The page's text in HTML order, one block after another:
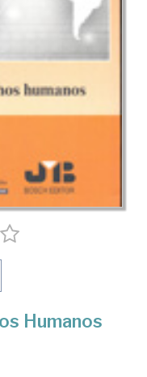
Humanos